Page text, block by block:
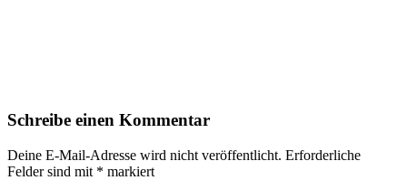
Schreibe einen Kommentar
Deine E-Mail-Adresse wird nicht veröffentlicht. Erforderliche
Felder sind mit * markiert